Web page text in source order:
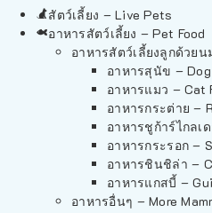
สัตว์เลี้ยง – Live Pets
อาหารสัตว์เลี้ยง – Pet Food
อาหารสัตว์เลี้ยงลูกด้วยน
อาหารสุนัข – Dog
อาหารแมว – Cat
อาหารกระต่าย –
อาหารชูก้าร์ไกลเ
อาหารกระรอก –
อาหารชินชิล่า –
อาหารแกสบี้ –
อาหารอื่นๆ – More